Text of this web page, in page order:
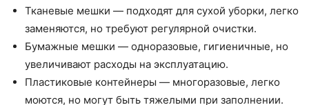
Тканевые мешки — подходят для сухой уборки, легко
заменяются, но требуют регулярной очистки.
Бумажные мешки — одноразовые, гигиеничные, но
увеличивают расходы на эксплуатацию.
Пластиковые контейнеры — многоразовые, легко
моются, но могут быть тяжелыми при заполнении.